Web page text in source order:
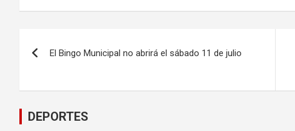
entradas
El Bingo Municipal no abrirá el sábado 11 de julio
DEPORTES